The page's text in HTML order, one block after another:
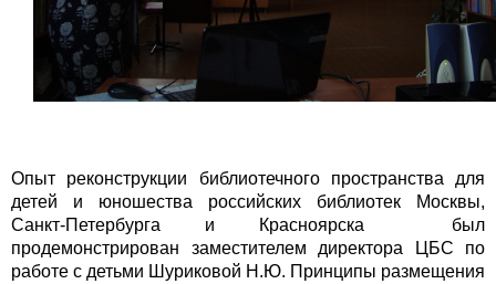
Опыт реконструкции библиотечного пространства для
детей и юношества российских библиотек Москвы,
Санкт-Петербурга и Красноярска был
продемонстрирован заместителем директора ЦБС по
работе с детьми Шуриковой Н.Ю. Принципы размещения